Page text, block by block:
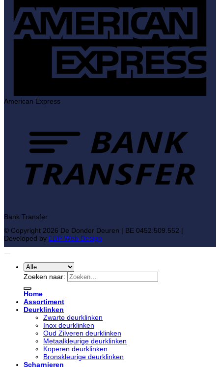
American Express
Bank Transfer
© Copyright 2026 De Donder Deuren | BE 0452.509.552 |
Developed by EDP Web Design
Zoeken naar:
Home
Assortiment
Deurklinken
Zwarte deurklinken
Inox deurklinken
Oud Zilveren deurklinken
Metaalkleurige deurklinken
Koperen deurklinken
Bronskleurige deurklinken
Scharnieren